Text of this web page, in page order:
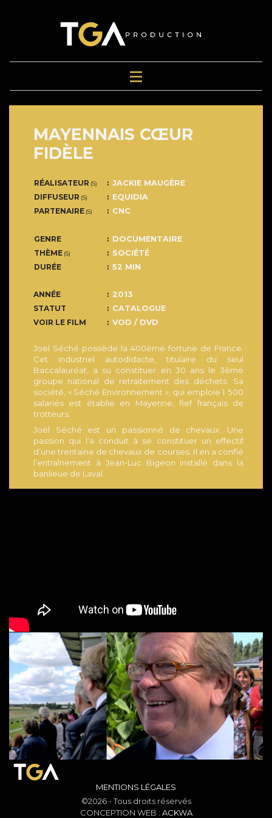
MAYENNAIS CŒUR
FIDÈLE
RÉALISATEUR (S)
JACKIE MAUGÈRE
DIFFUSEUR (S)
EQUIDIA
PARTENAIRE (S) CNC
GENRE
DOCUMENTAIRE
THÈME (S)
SOCIÉTÉ
DURÉE
52 MIN
ANNÉE
2013
STATUT
CATALOGUE
VOIR LE FILM
VOD / DVD
Joël Séché possède la 400ème fortune de France.
Cet industriel autodidacte, titulaire du seul
Baccalauréat, a su constituer en 30 ans le 3ème
groupe national de retraitement des déchets. Sa
société, « Séché Environnement », qui emploie 1 500
salariés est établie en Mayenne, fief français de
trotteurs.
Joël Séché est un passionné de chevaux. Une
passion qui l’a conduit à se constituer un effectif
d’une trentaine de chevaux de courses. Il en a confié
l’entraînement à Jean-Luc Bigeon installé dans la
banlieue de Laval.
PREVIOUS
MENTIONS LÉGALES
©2026 - Tous droits réservés
CONCEPTION WEB : ACKWA